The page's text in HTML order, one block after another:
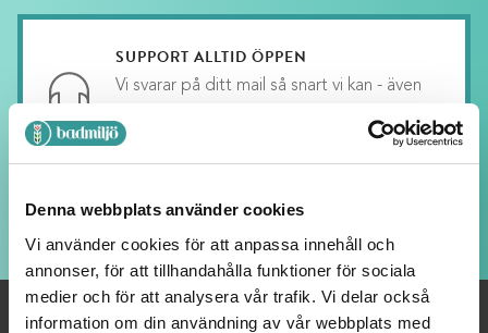
Denna webbplats använder cookies
Vi använder cookies för att anpassa innehåll och
annonser, för att tillhandahålla funktioner för sociala
medier och för att analysera vår trafik. Vi delar också
information om din användning av vår webbplats med
SUPPORT ALLTID ÖPPEN
Vi svarar på ditt mail så snart vi kan - även
kvällar och helger, fast med längre svarstid.
LOJALITETSBONUS
Upp till 20% rabatt för medlemmar